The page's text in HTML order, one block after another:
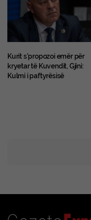
Kurit s’propozoi emër për
kryetar të Kuvendit, Gjini:
Kulmi i paftyrësisë